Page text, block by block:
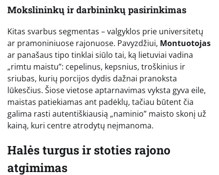
Mokslininkų ir darbininkų pasirinkimas
Kitas svarbus segmentas – valgyklos prie universitetų
ar pramoniniuose rajonuose. Pavyzdžiui, Montuotojas
ar panašaus tipo tinklai siūlo tai, ką lietuviai vadina
„rimtu maistu”: cepelinus, kepsnius, troškinius ir
sriubas, kurių porcijos dydis dažnai pranoksta
lūkesčius. Šiose vietose aptarnavimas vyksta gyva eile,
maistas patiekiamas ant padėklų, tačiau būtent čia
galima rasti autentiškiausią „naminio” maisto skonį už
kainą, kuri centre atrodytų neįmanoma.
Halės turgus ir stoties rajono
atgimimas